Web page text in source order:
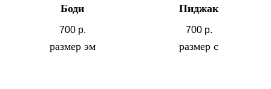
Боди
700 р.
размер эм
Пиджак
700 р.
размер с